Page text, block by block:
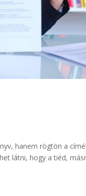
hanem rögtön a
látni, hogy a tiéd,